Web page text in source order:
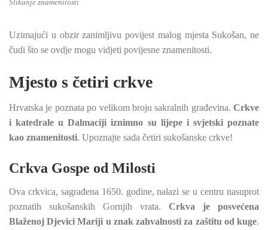
Slikanje znamenitosti
Uzimajući u obzir zanimljivu povijest malog mjesta Sukošan, ne
čudi što se ovdje mogu vidjeti povijesne znamenitosti.
Mjesto s četiri crkve
Hrvatska je poznata po velikom broju sakralnih građevina. Crkve
i katedrale u Dalmaciji iznimno su lijepe i svjetski poznate
kao znamenitosti. Upoznajte sada četiri sukošanske crkve!
Crkva Gospe od Milosti
Ova crkvica, sagrađena 1650. godine, nalazi se u centru nasuprot
poznatih sukošanskih Gornjih vrata. Crkva je posvećena
Blaženoj Djevici Mariji u znak zahvalnosti za zaštitu od kuge.